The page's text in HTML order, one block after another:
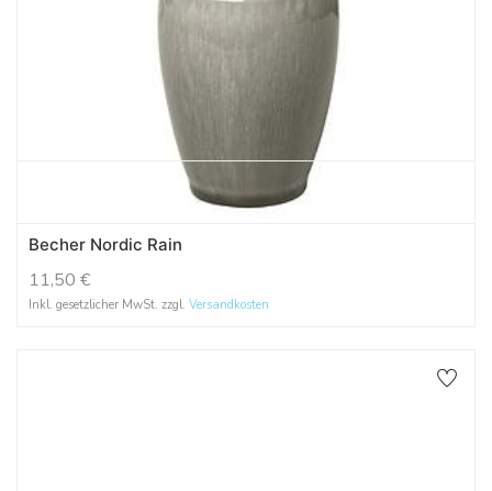
Becher Nordic Rain
11,50 €
Inkl. gesetzlicher MwSt. zzgl. Versandkosten